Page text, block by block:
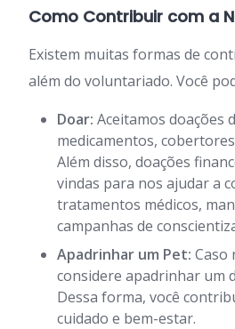
Como Contribuir com a
Existem muitas formas de
além do voluntariado. Você
Doar: Aceitamos doações
medicamentos,
Além disso, doações
vindas para nos ajudar a
tratamentos médicos,
campanhas de
Apadrinhar um Pet: Caso
considere apadrinhar um
Dessa forma, você
cuidado e bem-estar.